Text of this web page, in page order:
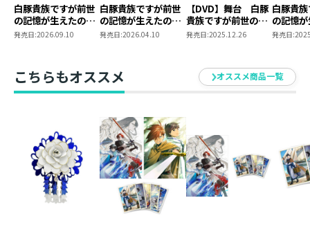
白豚貴族ですが前世
の記憶が生えたので
ひよこな弟育てます
発売日:2026.09.10
白豚貴族ですが前世
の記憶が生えたので
ひよこな弟育てます
発売日:2026.04.10
【DVD】舞台 白豚
貴族ですが前世の記
憶が生えたのでひよ
発売日:2025.12.26
白豚貴
の記憶
ひよこ
発売日:
こちらもオススメ オススメ商品一覧